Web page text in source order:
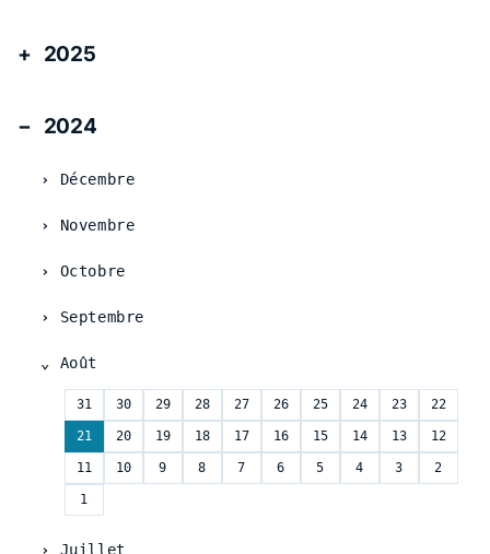
2025
2024
Décembre
Novembre
Octobre
Septembre
Août
31 30 29 28 27 26 25 24 23 22
21 20 19 18 17 16 15 14 13 12
11 10 9 8 7 6 5 4 3 2
1
Juillet